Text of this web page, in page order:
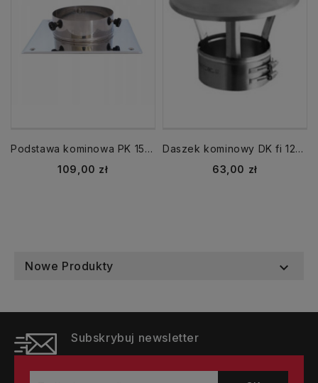
Podstawa kominowa PK 150-CH-R
Cena
109,00 zł
Daszek kominowy DK fi 120 mm CH5 nasada grzybek parasol
Cena
63,00 zł
Nowe Produkty 
Subskrybuj newsletter